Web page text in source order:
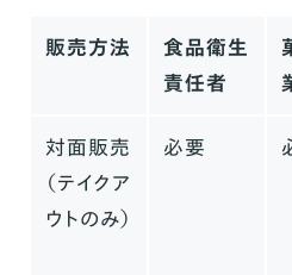
SNSなどで集客する
顧客とのコミュニケーシ
複数の販売方法を併用
販売方法
食品衛生
責任者
対面販売
（テイクア
ウトのみ）
必要